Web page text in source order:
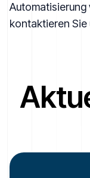
kontaktieren Sie